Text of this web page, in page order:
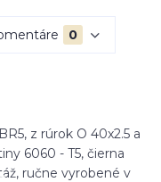
0
z rúrok O 40x2.5 a
6060 - T5, čierna
ručne vyrobené v